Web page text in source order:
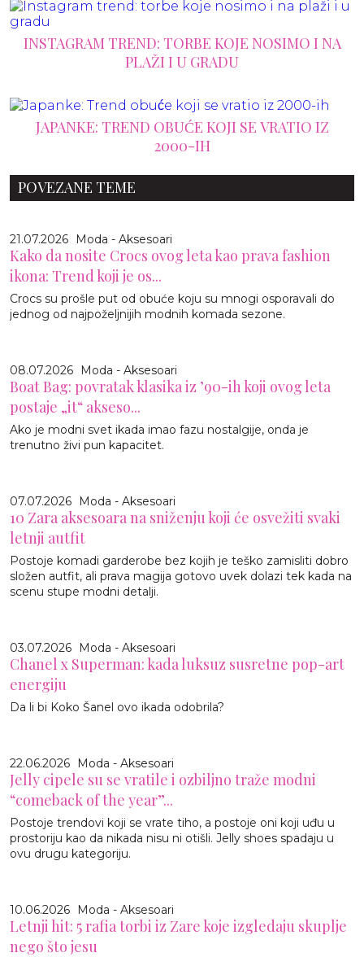
INSTAGRAM TREND: TORBE KOJE NOSIMO I NA
PLAŽI I U GRADU
JAPANKE: TREND OBUĆE KOJI SE VRATIO IZ
2000-IH
POVEZANE TEME
21.07.2026 Moda - Aksesoari
Kako da nosite Crocs ovog leta kao prava fashion
ikona: Trend koji je os...
Crocs su prošle put od obuće koju su mnogi osporavali do
jednog od najpoželjnijih modnih komada sezone.
08.07.2026 Moda - Aksesoari
Boat Bag: povratak klasika iz ’90-ih koji ovog leta
postaje „it“ akseso...
Ako je modni svet ikada imao fazu nostalgije, onda je
trenutno živi pun kapacitet.
07.07.2026 Moda - Aksesoari
10 Zara aksesoara na sniženju koji će osvežiti svaki
letnji autfit
Postoje komadi garderobe bez kojih je teško zamisliti dobro
složen autfit, ali prava magija gotovo uvek dolazi tek kada na
scenu stupe modni detalji.
03.07.2026 Moda - Aksesoari
Chanel x Superman: kada luksuz susretne pop-art
energiju
Da li bi Koko Šanel ovo ikada odobrila?
22.06.2026 Moda - Aksesoari
Jelly cipele su se vratile i ozbiljno traže modni
“comeback of the year”...
Postoje trendovi koji se vrate tiho, a postoje oni koji uđu u
prostoriju kao da nikada nisu ni otišli. Jelly shoes spadaju u
ovu drugu kategoriju.
10.06.2026 Moda - Aksesoari
Letnji hit: 5 rafia torbi iz Zare koje izgledaju skuplje
nego što jesu